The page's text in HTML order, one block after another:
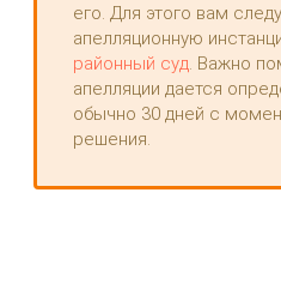
его. Для этого вам
апелляционную
районный суд. Важно
апелляции дается
обычно 30 дней с
решения.